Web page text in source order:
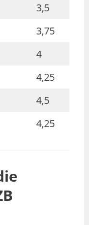
3,5
3,75
4
4,25
4,5
4,25